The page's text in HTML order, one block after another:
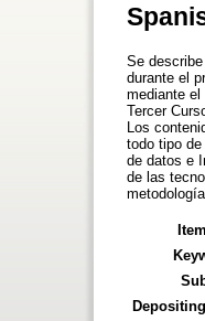
Se
durante el
mediante
Tercer
Los
todo tipo
de datos e
de las